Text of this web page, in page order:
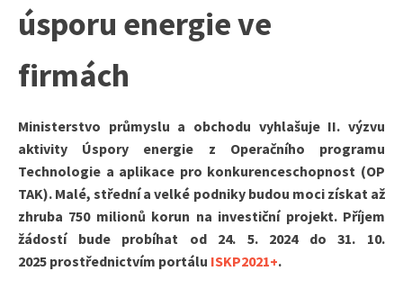
úsporu energie ve
firmách
Ministerstvo průmyslu a obchodu vyhlašuje II. výzvu
aktivity Úspory energie z Operačního programu
Technologie a aplikace pro konkurenceschopnost (OP
TAK). Malé, střední a velké podniky budou moci získat až
zhruba 750 milionů korun na investiční projekt. Příjem
žádostí bude probíhat od 24. 5. 2024 do 31. 10.
2025 prostřednictvím portálu ISKP2021+.